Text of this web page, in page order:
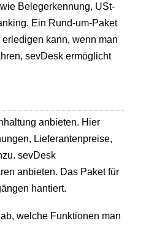
Belegerkennung, USt-
Ein Rund-um-Paket
kann, wenn man
sevDesk ermöglicht
anbieten. Hier
Lieferantenpreise,
sevDesk
anbieten. Das Paket für
hantiert.
welche Funktionen man